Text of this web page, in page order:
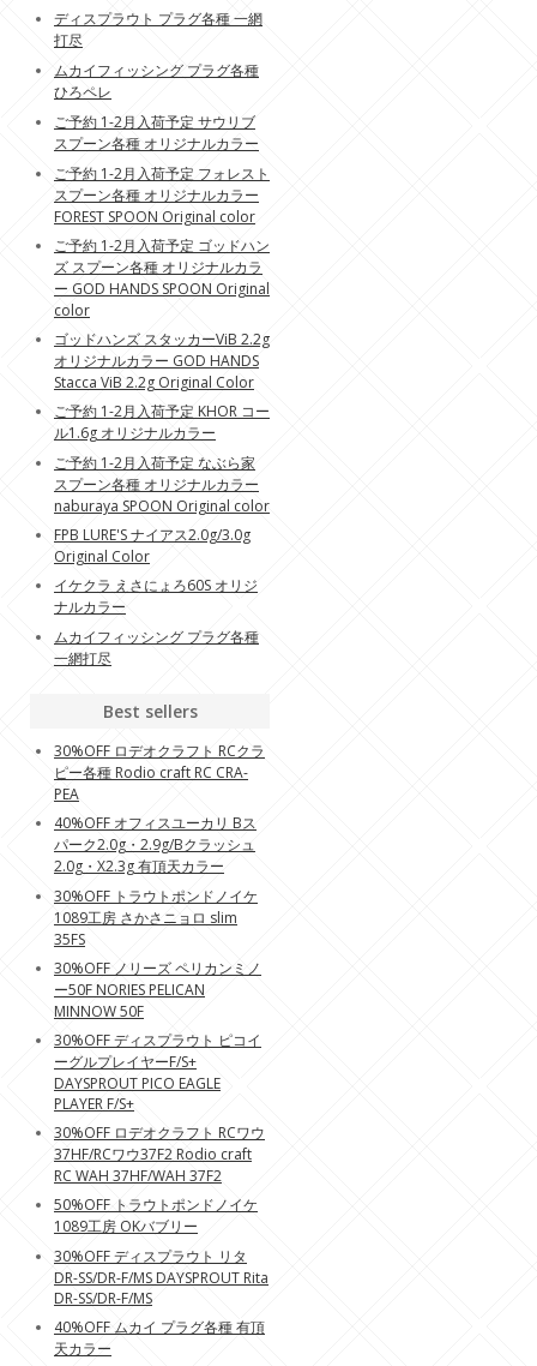
ディスプラウト プラグ各種 一網
打尽
ムカイフィッシング プラグ各種
ひろペレ
ご予約 1-2月入荷予定 サウリブ
スプーン各種 オリジナルカラー
ご予約 1-2月入荷予定 フォレスト
スプーン各種 オリジナルカラー
FOREST SPOON Original color
ご予約 1-2月入荷予定 ゴッドハン
ズ スプーン各種 オリジナルカラ
ー GOD HANDS SPOON Original
color
ゴッドハンズ スタッカーViB 2.2g
オリジナルカラー GOD HANDS
Stacca ViB 2.2g Original Color
ご予約 1-2月入荷予定 KHOR コー
ル1.6g オリジナルカラー
ご予約 1-2月入荷予定 なぶら家
スプーン各種 オリジナルカラー
naburaya SPOON Original color
FPB LURE'S ナイアス2.0g/3.0g
Original Color
イケクラ えさにょろ60S オリジ
ナルカラー
ムカイフィッシング プラグ各種
一網打尽
Best sellers
30%OFF ロデオクラフト RCクラ
ピー各種 Rodio craft RC CRA-
PEA
40%OFF オフィスユーカリ Bス
パーク2.0g・2.9g/Bクラッシュ
2.0g・X2.3g 有頂天カラー
30%OFF トラウトポンドノイケ
1089工房 さかさニョロ slim
35FS
30%OFF ノリーズ ペリカンミノ
ー50F NORIES PELICAN
MINNOW 50F
30%OFF ディスプラウト ピコイ
ーグルプレイヤーF/S+
DAYSPROUT PICO EAGLE
PLAYER F/S+
30%OFF ロデオクラフト RCワウ
37HF/RCワウ37F2 Rodio craft
RC WAH 37HF/WAH 37F2
50%OFF トラウトポンドノイケ
1089工房 OKバブリー
30%OFF ディスプラウト リタ
DR-SS/DR-F/MS DAYSPROUT Rita
DR-SS/DR-F/MS
40%OFF ムカイ プラグ各種 有頂
天カラー